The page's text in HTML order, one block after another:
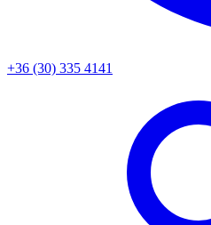
+36 (30) 335 4141